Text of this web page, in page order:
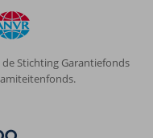
Stichting Garantiefonds